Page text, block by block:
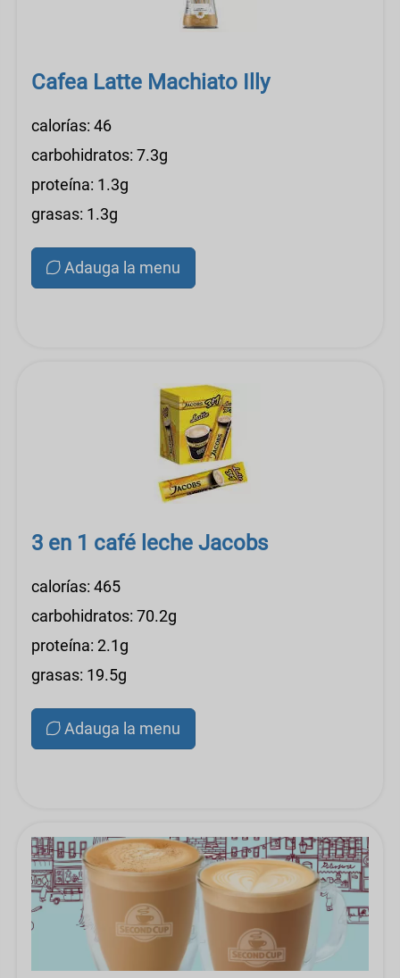
Cafea Latte Machiato Illy
calorías: 46
carbohidratos: 7.3g
proteína: 1.3g
grasas: 1.3g
Adauga la menu
3 en 1 café leche Jacobs
calorías: 465
carbohidratos: 70.2g
proteína: 2.1g
grasas: 19.5g
Adauga la menu